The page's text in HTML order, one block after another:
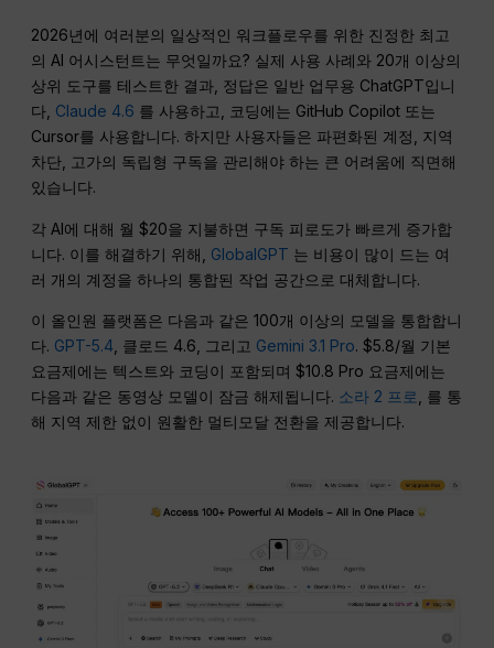
2026년에 여러분의 일상적인 워크플로우를 위한 진정한 최고
의 AI 어시스턴트는 무엇일까요? 실제 사용 사례와 20개 이상의
상위 도구를 테스트한 결과, 정답은 일반 업무용 ChatGPT입니
다, Claude 4.6 를 사용하고, 코딩에는 GitHub Copilot 또는
Cursor를 사용합니다. 하지만 사용자들은 파편화된 계정, 지역
차단, 고가의 독립형 구독을 관리해야 하는 큰 어려움에 직면해
있습니다.
각 AI에 대해 월 $20을 지불하면 구독 피로도가 빠르게 증가합
니다. 이를 해결하기 위해, GlobalGPT 는 비용이 많이 드는 여
러 개의 계정을 하나의 통합된 작업 공간으로 대체합니다.
이 올인원 플랫폼은 다음과 같은 100개 이상의 모델을 통합합니
다. GPT-5.4 , 클로드 4.6, 그리고 Gemini 3.1 Pro. $5.8/월 기본
요금제에는 텍스트와 코딩이 포함되며 $10.8 Pro 요금제에는
다음과 같은 동영상 모델이 잠금 해제됩니다. 소라 2 프로
, 를 통
해 지역 제한 없이 원활한 멀티모달 전환을 제공합니다.